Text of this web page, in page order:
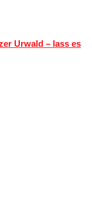
Urwald – lass es